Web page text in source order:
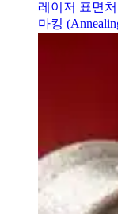
레이저 표면처
마킹